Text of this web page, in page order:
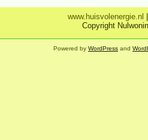
www.huisvolenergie.nl
Copyright
Powered by WordPress and